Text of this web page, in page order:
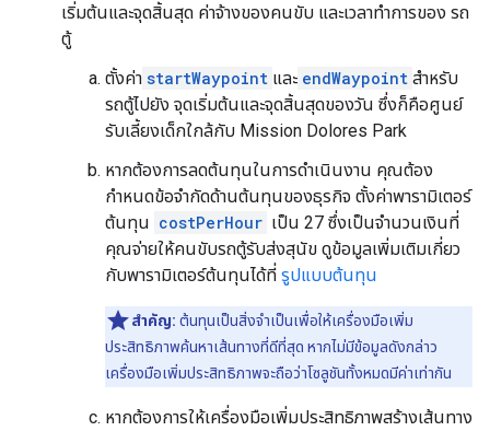
เริ่มต้นและจุดสิ้นสุด ค่าจ้างของคนขับ และเวลาทำการของ รถ
ตู้
ตั้งค่า startWaypoint และ endWaypoint สำหรับ
รถตู้ไปยัง จุดเริ่มต้นและจุดสิ้นสุดของวัน ซึ่งก็คือศูนย์
รับเลี้ยงเด็กใกล้กับ Mission Dolores Park
หากต้องการลดต้นทุนในการดำเนินงาน คุณต้อง
กำหนดข้อจำกัดด้านต้นทุนของธุรกิจ ตั้งค่าพารามิเตอร์
ต้นทุน costPerHour เป็น 27 ซึ่งเป็นจำนวนเงินที่
คุณจ่ายให้คนขับรถตู้รับส่งสุนัข ดูข้อมูลเพิ่มเติมเกี่ยว
กับพารามิเตอร์ต้นทุนได้ที่ รูปแบบต้นทุน
สำคัญ: ต้นทุนเป็นสิ่งจำเป็นเพื่อให้เครื่องมือเพิ่ม
ประสิทธิภาพค้นหาเส้นทางที่ดีที่สุด หากไม่มีข้อมูลดังกล่าว
เครื่องมือเพิ่มประสิทธิภาพจะถือว่าโซลูชันทั้งหมดมีค่าเท่ากัน
หากต้องการให้เครื่องมือเพิ่มประสิทธิภาพสร้างเส้นทาง